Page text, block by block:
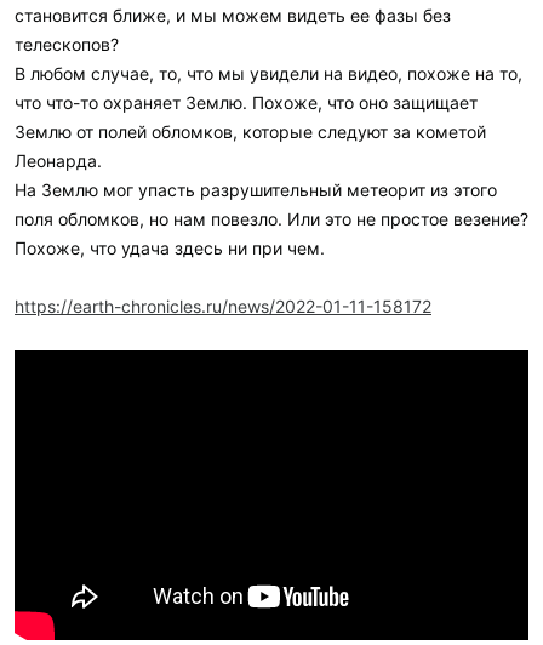
плотно населены. Поэтому даже от таких крупных астероидов
как Апофиз глобальный ущерб маловероятен.
С другой стороны, теория вероятности не запрещает прибыть
одному из астероидов «вне расписания». Но человечество не
надеется только на удачу и подстраховывается, учится
бороться с непрошенными космическими посланниками.
Ведется наблюдение за потенциально опасными астероидами.
В 2021 году запущен аппарат миссии DART, в которой
становится ближе, и мы можем видеть ее фазы без
телескопов?
В любом случае, то, что мы увидели на видео, похоже на то,
что что-то охраняет Землю. Похоже, что оно защищает
Землю от полей обломков, которые следуют за кометой
Леонарда.
На Землю мог упасть разрушительный метеорит из этого
поля обломков, но нам повезло. Или это не простое везение?
Похоже, что удача здесь ни при чем.
https://earth-chronicles.ru/news/2022-01-11-158172